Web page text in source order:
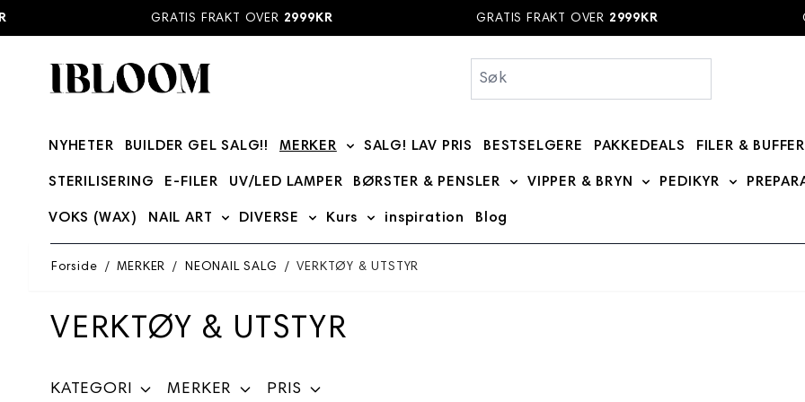
Hopp til innhold
GRATIS FRAKT OVER2999KR GRATIS FRAKT OVER2999KR
NYHETER BUILDER GEL SALG!!
MERKER
SALG! LAV PRIS BESTSELGERE PAKKEDEALS
FILER & BUFFER
STERILISERING
E-FILER UV/LED LAMPER
BØRSTER & PENSLER
VIPPER & BRYN
PEDIKYR
VOKS (WAX)
NAIL ART
DIVERSE
Kurs
inspiration Blog
Forside / MERKER / NEONAIL SALG / VERKTØY & UTSTYR
VERKTØY & UTSTYR
KATEGORI MERKER PRIS